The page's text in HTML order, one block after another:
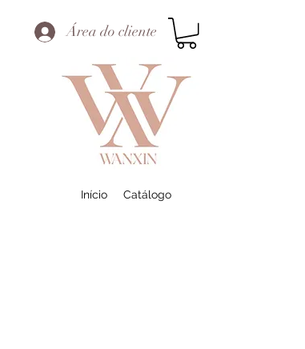
Área do cliente
Início Catálogo